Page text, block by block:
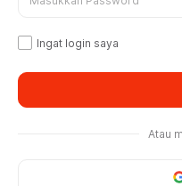
Ingat login saya
Atau